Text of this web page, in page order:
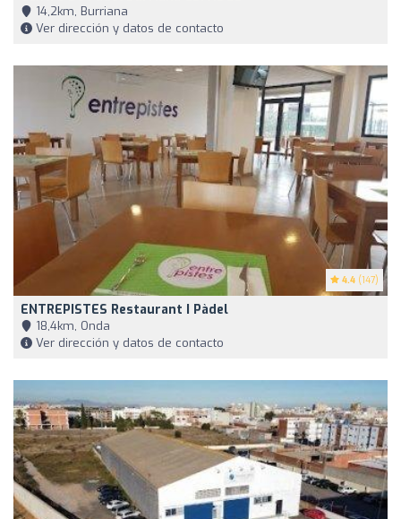
14,2km, Burriana
Ver dirección y datos de contacto
4.4 (147)
ENTREPISTES Restaurant I Pàdel
18,4km, Onda
Ver dirección y datos de contacto